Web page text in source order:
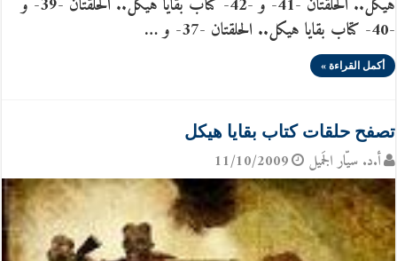
هيكل.. الحلقتان -41- و -42- كتاب بقايا هيكل.. الحلقتان -39- و
-40- كتاب بقايا هيكل.. الحلقتان -37- و …
أكمل القراءة »
تصفح حلقات كتاب بقايا هيكل
أ.د. سيّار الجَميل 11/10/2009